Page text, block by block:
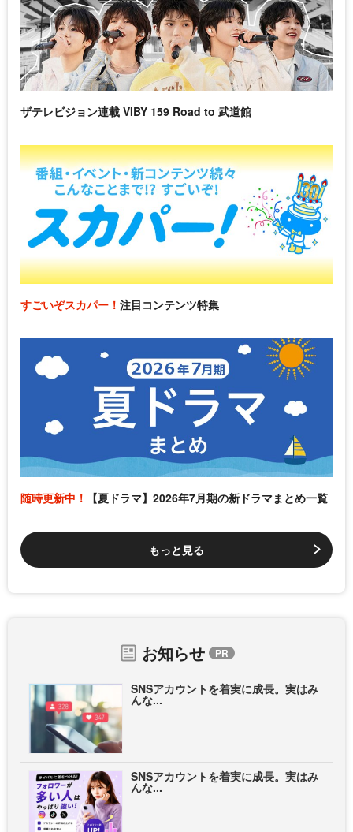
ザテレビジョン連載 VIBY 159 Road to 武道館
すごいぞスカパー！ 注目コンテンツ特集
随時更新中！ 【夏ドラマ】2026年7月期の新ドラマまとめ一覧
もっと見る
お知らせ
SNSアカウントを着実に成長。実はみ
んな...
SNSアカウントを着実に成長。実はみ
んな...